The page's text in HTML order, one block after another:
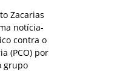
Zacarias
notícia-
contra o
(PCO) por
grupo